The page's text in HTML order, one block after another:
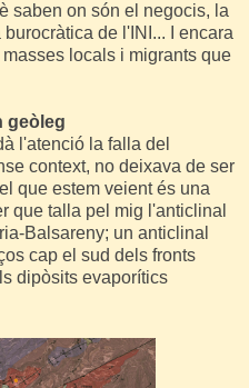
saben on són el negocis, la
de l'INI... I encara
locals i migrants que
geòleg
l'atenció la falla del
context, no deixava de ser
que estem veient és una
que talla pel mig l'anticlinal
Balsareny; un anticlinal
cap el sud dels fronts
dipòsits evaporítics